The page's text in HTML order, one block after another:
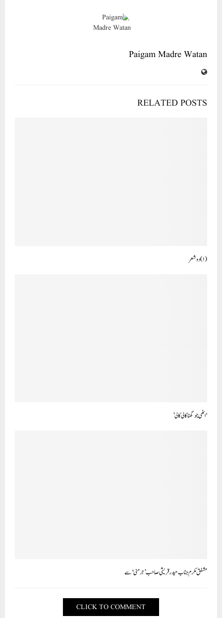
Paigam Madre Watan
RELATED POSTS
(۱) دو شعر
‘اٹھّی جو گھٹاکالی کالی’
مشفق مکرم جناب حید رقریشی صاحب ’جرمنی‘ سے
CLICK TO COMMENT